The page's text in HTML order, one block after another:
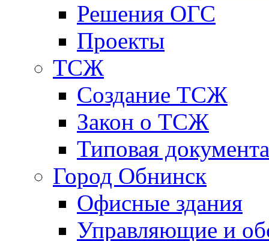
Решения ОГС
Проекты
ТСЖ
Создание ТСЖ
Закон о ТСЖ
Типовая
Город Обнинск
Офисные здания
Управляющие и